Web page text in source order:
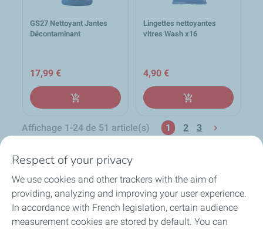
GS27 Nettoyant Jantes
Décontaminant
17,99 €
add_shopping_cart
Lingettes nettoyantes
vitres Wash x16
4,90 €
add_shopping_cart
Affichage 1-24 de 51 article(s) 1 2 3 
local_shipping
group
lock
loop
Respect of your privacy
We use cookies and other trackers with the aim of
providing, analyzing and improving your user experience.
In accordance with French legislation, certain audience
measurement cookies are stored by default. You can